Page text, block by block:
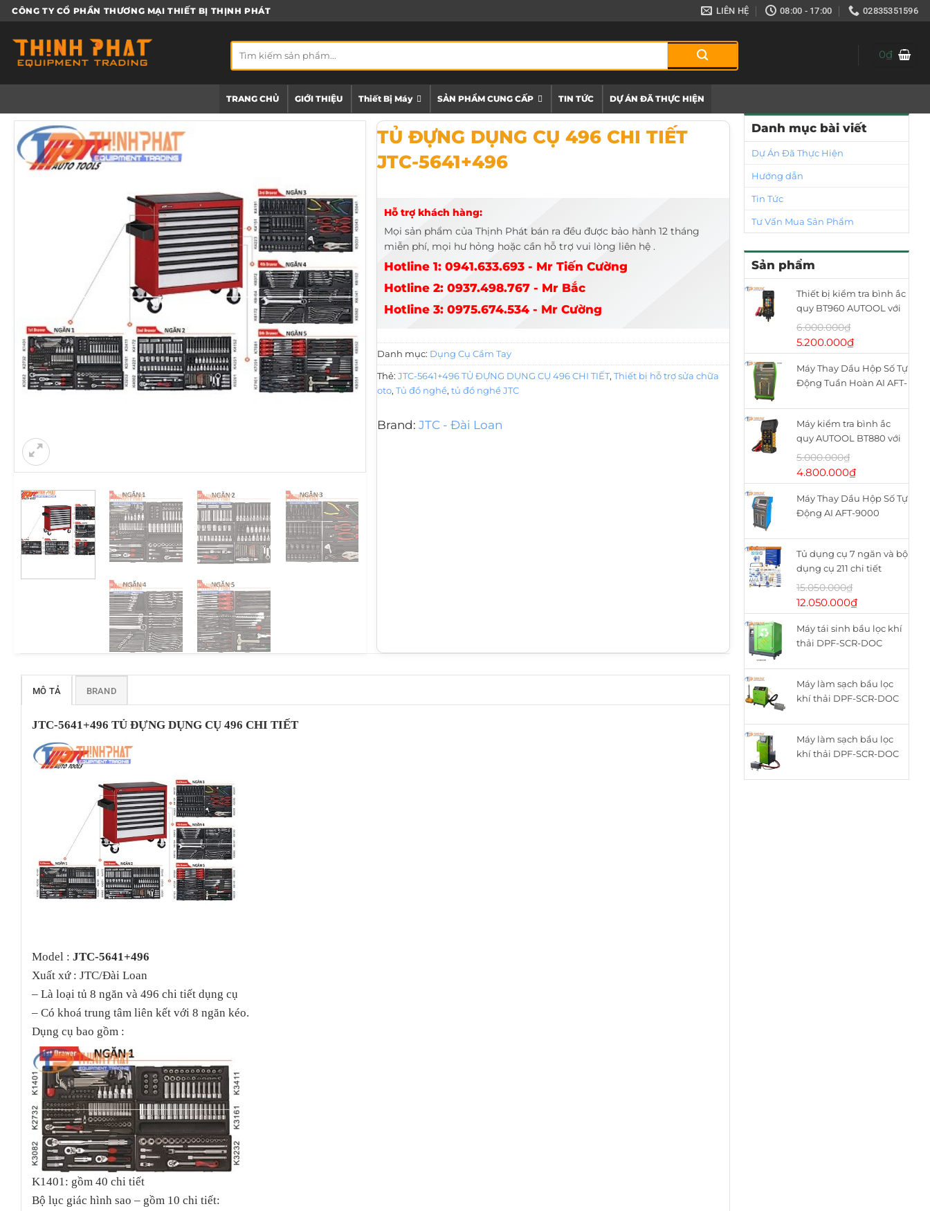
Bỏ
nội
dung
CÔNG TY CỔ PHẦN THƯƠNG MẠI THIẾT BỊ THỊNH PHÁT LIÊN HỆ 08:00 - 17:00 02835351596
kiếm:
0₫
TRANG CHỦ GIỚI THIỆU Thiết Bị Máy SẢN PHẨM CUNG CẤP TIN TỨC DỰ ÁN ĐÃ THỰC HIỆN
Danh mục bài viết
Dự Án Đã Thực Hiện
Hướng dẫn
Tin Tức
Tư Vấn Mua Sản Phẩm
Sản phẩm
Thiết bị kiểm tra bình ắc
quy BT960 AUTOOL với
máy in nhiệt
6.000.000₫
Giá
gốc
là:
6.000.000₫.
5.200.000₫Giá
hiện
tại
là:
Máy Thay Dầu Hộp Số Tự
Động Tuần Hoàn AI AFT-
Máy kiểm tra bình ắc
quy AUTOOL BT880 với
máy in nhiệt
5.000.000₫
Giá
gốc
là:
5.000.000₫.
4.800.000₫Giá
hiện
tại
là:
Máy Thay Dầu Hộp Số Tự
Động AI AFT-9000
Tủ dụng cụ 7 ngăn và bộ
dụng cụ 211 chi tiết
WHS2111 WADFOW
15.050.000₫
Giá
gốc
là:
15.050.000₫.
12.050.000₫Giá
hiện
tại
là:
Máy tái sinh bầu lọc khí
thải DPF-SCR-DOC
cơ Diesel ZQYM-518C
Máy làm sạch bầu lọc
khí thải DPF-SCR-DOC
ZQYM A8
Máy làm sạch bầu lọc
khí thải DPF-SCR-DOC
ZQYM 508A
TỦ ĐỰNG DỤNG CỤ 496 CHI TIẾT JTC-5641+496
TỦ ĐỰNG DỤNG CỤ 496 CHI TIẾT
JTC-5641+496
Hỗ trợ khách hàng:
Mọi sản phẩm của Thịnh Phát bán ra đều được bảo hành 12 tháng
miễn phí, mọi hư hỏng hoặc cần hỗ trợ vui lòng liên hệ .
Hotline 1: 0941.633.693 - Mr Tiến Cường
Hotline 2: 0937.498.767 - Mr Bắc
Hotline 3: 0975.674.534 - Mr Cường
Danh mục: Dụng Cụ Cầm Tay
Thẻ:JTC-5641+496 TỦ ĐỰNG DỤNG CỤ 496 CHI TIẾT,Thiết bị hỗ trợ sửa chữa
oto,Tủ đồ nghề,tủ đồ nghề JTC
Brand: JTC - Đài Loan
MÔ TẢ BRAND
JTC-5641+496 TỦ ĐỰNG DỤNG CỤ 496 CHI TIẾT
Model :JTC-5641+496
Xuất xứ : JTC/Đài Loan
– Là loại tủ 8 ngăn và 496 chi tiết dụng cụ
– Có khoá trung tâm liên kết với 8 ngăn kéo.
Dụng cụ bao gồm :
K1401: gồm 40 chi tiết
Bộ lục giác hình sao – gồm 10 chi tiết: